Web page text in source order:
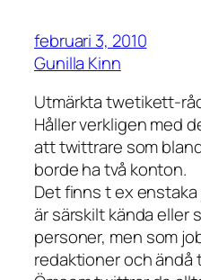
februari 3, 2010
Gunilla Kinn
Utmärkta twetikett-
Håller verkligen med
att twittrare som
borde ha två konton.
Det finns t ex
är särskilt kända eller
personer, men som
redaktioner och ändå